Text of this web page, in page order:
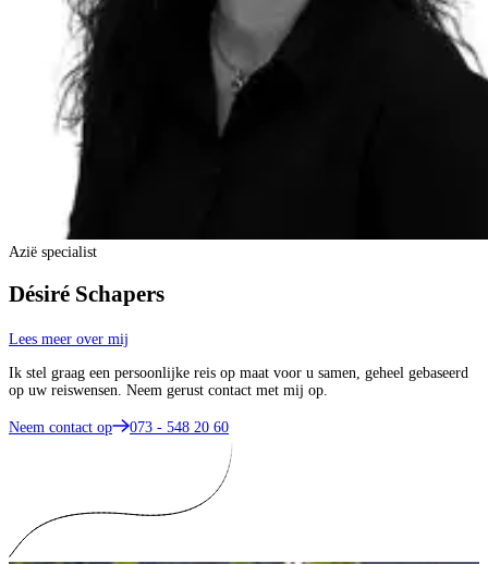
Azië specialist
Désiré Schapers
Lees meer over mij
Ik stel graag een persoonlijke reis op maat voor u samen, geheel gebaseerd
op uw reiswensen. Neem gerust contact met mij op.
Neem contact op 073 - 548 20 60